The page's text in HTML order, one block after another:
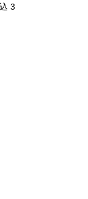
入りに登録する
3,218.